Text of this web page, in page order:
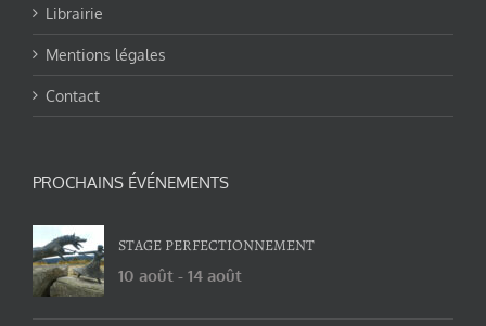
Librairie
Mentions légales
Contact
PROCHAINS ÉVÉNEMENTS
STAGE PERFECTIONNEMENT
10 août - 14 août